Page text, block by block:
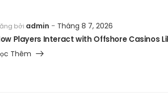
bởi admin Tháng 8 7, 2026
Thêm